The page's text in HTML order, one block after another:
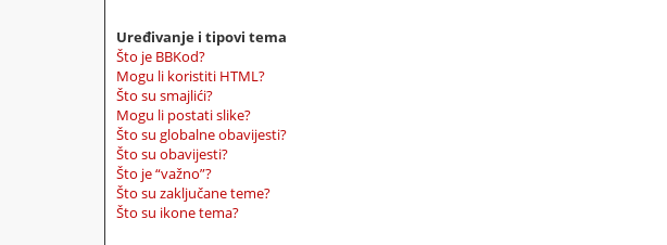
Uređivanje i tipovi tema
Što je BBKod?
Mogu li koristiti HTML?
Što su smajlići?
Mogu li postati slike?
Što su globalne obavijesti?
Što su obavijesti?
Što je “važno”?
Što su zaključane teme?
Što su ikone tema?